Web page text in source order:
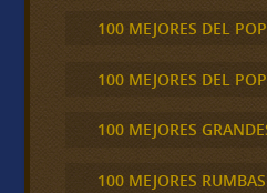
100 MEJORES DEL
100 MEJORES DEL
100 MEJORES
100 MEJORES RUMBAS